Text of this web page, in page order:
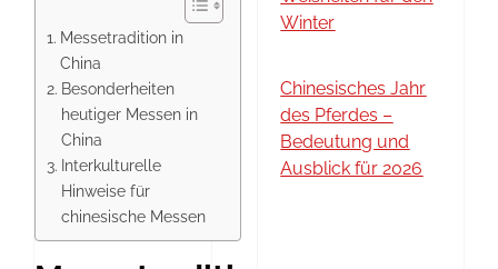
Messetradition in
China
Besonderheiten
heutiger Messen in
China
Interkulturelle
Hinweise für
chinesische Messen
Winter
Chinesisches Jahr
des Pferdes –
Bedeutung und
Ausblick für 2026